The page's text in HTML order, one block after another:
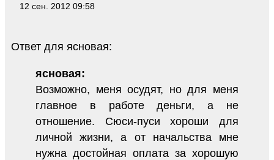
12 сен. 2012 09:58
Ответ для ясновая:
ясновая:
Возможно, меня осудят, но для меня
главное в работе деньги, а не
отношение. Сюси-пуси хороши для
личной жизни, а от начальства мне
нужна достойная оплата за хорошую